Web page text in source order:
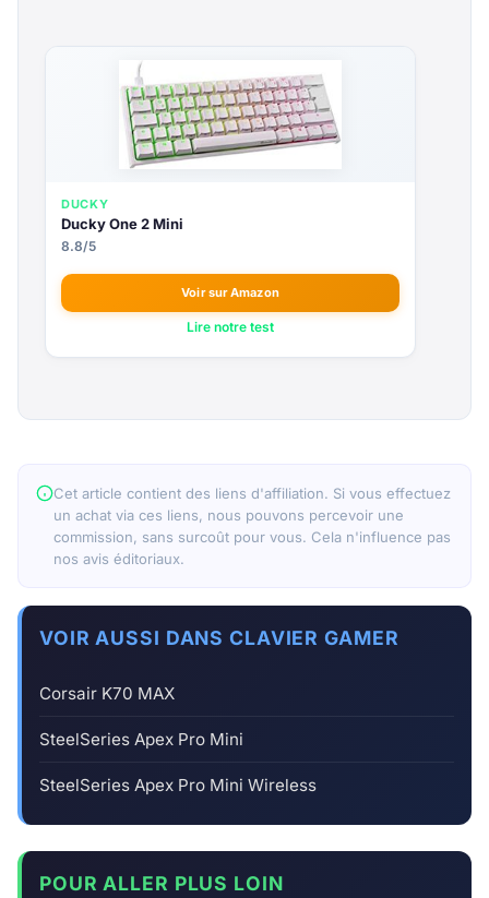
DUCKY
Ducky One 2 Mini
8.8/5
Voir sur Amazon
Lire notre test
Cet article contient des liens d'affiliation. Si vous effectuez
un achat via ces liens, nous pouvons percevoir une
commission, sans surcoût pour vous. Cela n'influence pas
nos avis éditoriaux.
VOIR AUSSI DANS CLAVIER GAMER
Corsair K70 MAX
SteelSeries Apex Pro Mini
SteelSeries Apex Pro Mini Wireless
POUR ALLER PLUS LOIN